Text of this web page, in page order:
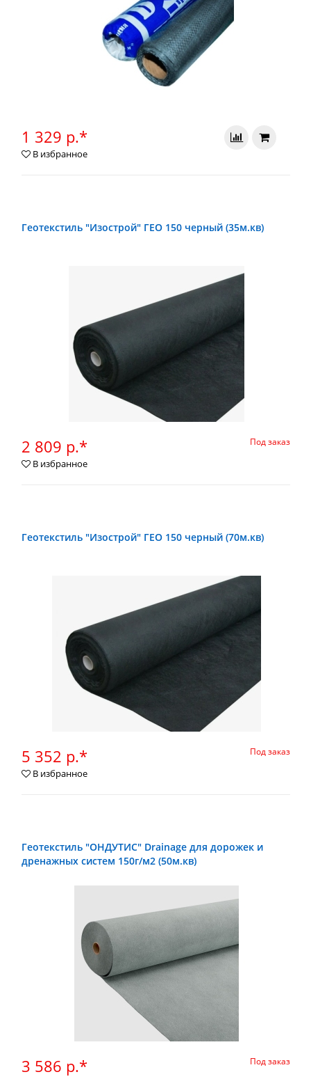
1 329 р.*
В избранное
Геотекстиль "Изострой" ГЕО 150 черный (35м.кв)
2 809 р.* Под заказ
В избранное
Геотекстиль "Изострой" ГЕО 150 черный (70м.кв)
5 352 р.* Под заказ
В избранное
Геотекстиль "ОНДУТИС" Drainage для дорожек и
дренажных систем 150г/м2 (50м.кв)
3 586 р.* Под заказ